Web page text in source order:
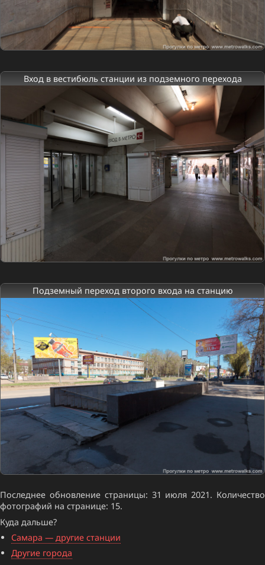
Вход в вестибюль станции из подземного перехода
Подземный переход второго входа на станцию
Последнее обновление страницы: 31 июля 2021. Количество
фотографий на странице: 15.
Куда дальше?
Самара — другие станции
Другие города